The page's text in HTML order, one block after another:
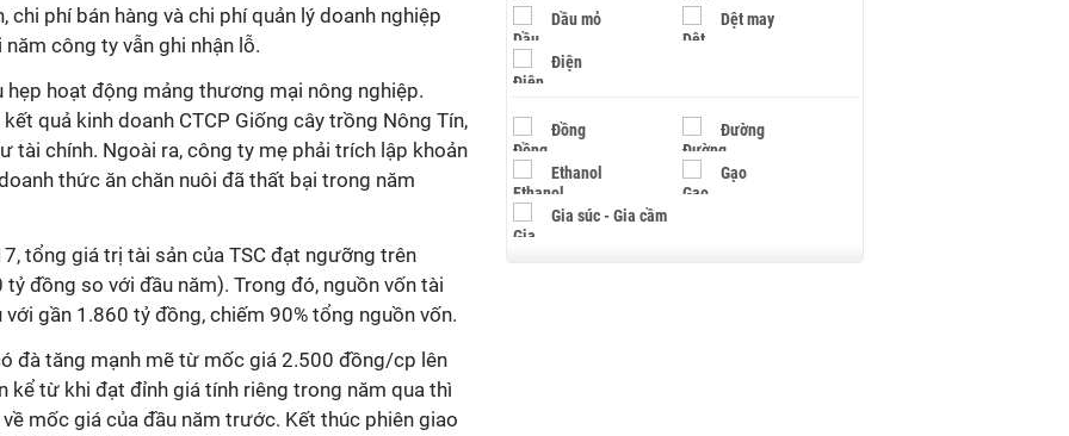
chi phí bán hàng và chi phí quản lý doanh nghiệp
công ty vẫn ghi nhận lỗ.
hẹp hoạt động mảng thương mại nông nghiệp.
quả kinh doanh CTCP Giống cây trồng Nông Tín,
tài chính. Ngoài ra, công ty mẹ phải trích lập khoản
thức ăn chăn nuôi đã thất bại trong năm
tổng giá trị tài sản của TSC đạt ngưỡng trên
đồng so với đầu năm). Trong đó, nguồn vốn tài
gần 1.860 tỷ đồng, chiếm 90% tổng nguồn vốn.
đà tăng mạnh mẽ từ mốc giá 2.500 đồng/cp lên
kể từ khi đạt đỉnh giá tính riêng trong năm qua thì
mốc giá của đầu năm trước. Kết thúc phiên giao
Dầu mỏ Dệt may
Điện
Đồng Đường
Ethanol Gạo
Gia súc - Gia cầm